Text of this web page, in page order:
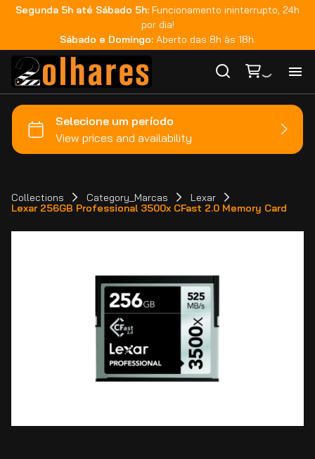
Segunda 5h até Sábado 5h: Funcionamento ininterrupto, 24h
por dia!
Sábado e Domingo: Aberto das 8h às 18h.
Collections Category_Marcas
Lexar
Lexar 256GB Professional 3500x CFast 2.0 Memory Card